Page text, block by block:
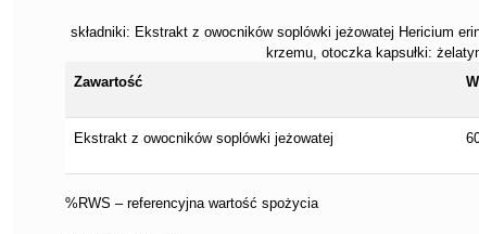
składniki: Ekstrakt z owocników soplówki jeżowatej Hericium
krzemu, otoczka kapsułki:
Zawartość
Ekstrakt z owocników soplówki jeżowatej
%RWS – referencyjna wartość spożycia